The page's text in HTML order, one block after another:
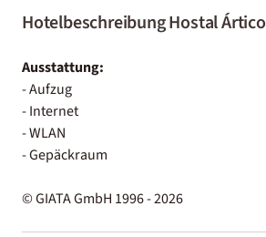
Hotelbeschreibung Hostal Ártico
Ausstattung:
- Aufzug
- Internet
- WLAN
- Gepäckraum
© GIATA GmbH 1996 - 2026